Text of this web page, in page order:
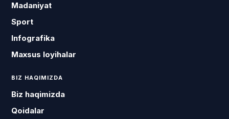
Madaniyat
Sport
Infografika
Maxsus loyihalar
BIZ HAQIMIZDA
Biz haqimizda
Qoidalar